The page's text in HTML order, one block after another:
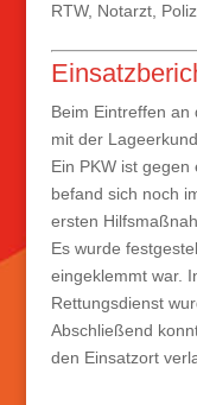
RTW, Notarzt,
Beim Eintreffen an
mit der
Ein PKW ist
befand sich noch
ersten
Es wurde
eingeklemmt war.
Rettungsdienst
Abschließend
den Einsatzort